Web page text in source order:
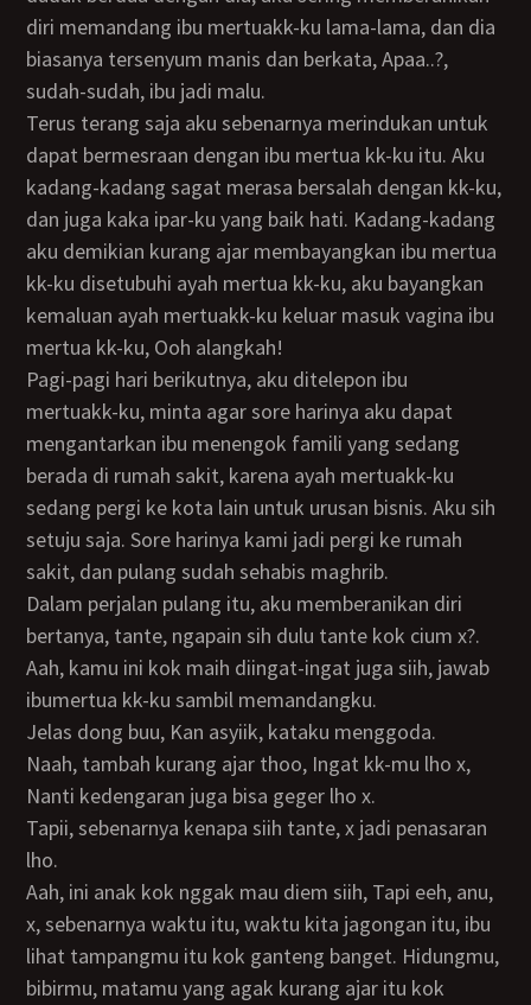
diri memandang ibu mertuakk-ku lama-lama, dan dia
biasanya tersenyum manis dan berkata, Apaa..?,
sudah-sudah, ibu jadi malu.
Terus terang saja aku sebenarnya merindukan untuk
dapat bermesraan dengan ibu mertua kk-ku itu. Aku
kadang-kadang sagat merasa bersalah dengan kk-ku,
dan juga kaka ipar-ku yang baik hati. Kadang-kadang
aku demikian kurang ajar membayangkan ibu mertua
kk-ku disetubuhi ayah mertua kk-ku, aku bayangkan
kemaluan ayah mertuakk-ku keluar masuk vagina ibu
mertua kk-ku, Ooh alangkah!
Pagi-pagi hari berikutnya, aku ditelepon ibu
mertuakk-ku, minta agar sore harinya aku dapat
mengantarkan ibu menengok famili yang sedang
berada di rumah sakit, karena ayah mertuakk-ku
sedang pergi ke kota lain untuk urusan bisnis. Aku sih
setuju saja. Sore harinya kami jadi pergi ke rumah
sakit, dan pulang sudah sehabis maghrib.
Dalam perjalan pulang itu, aku memberanikan diri
bertanya, tante, ngapain sih dulu tante kok cium x?.
Aah, kamu ini kok maih diingat-ingat juga siih, jawab
ibumertua kk-ku sambil memandangku.
Jelas dong buu, Kan asyiik, kataku menggoda.
Naah, tambah kurang ajar thoo, Ingat kk-mu lho x,
Nanti kedengaran juga bisa geger lho x.
Tapii, sebenarnya kenapa siih tante, x jadi penasaran
lho.
Aah, ini anak kok nggak mau diem siih, Tapi eeh, anu,
x, sebenarnya waktu itu, waktu kita jagongan itu, ibu
lihat tampangmu itu kok ganteng banget. Hidungmu,
bibirmu, matamu yang agak kurang ajar itu kok